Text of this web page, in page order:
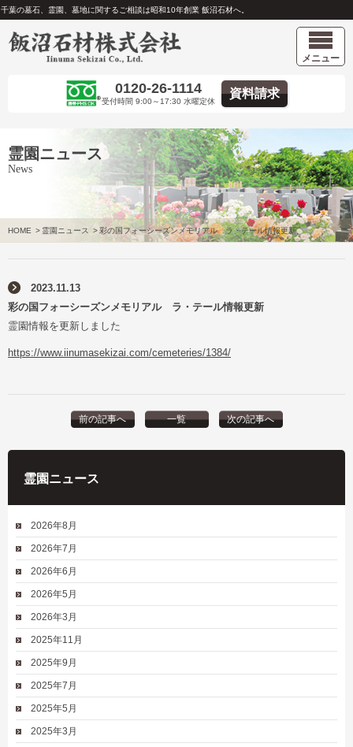
千葉の墓石、霊園、墓地に関するご相談は昭和10年創業 飯沼石材へ。
メニュー
0120-26-1114
受付時間 9:00～17:30 水曜定休
資料請求
霊園ニュース
News
HOME > 霊園ニュース >彩の国フォーシーズンメモリアル ラ・テール情報更新
2023.11.13
彩の国フォーシーズンメモリアル ラ・テール情報更新
霊園情報を更新しました
https://www.iinumasekizai.com/cemeteries/1384/
前の記事へ 一覧 次の記事へ
霊園ニュース
2026年8月
2026年7月
2026年6月
2026年5月
2026年3月
2025年11月
2025年9月
2025年7月
2025年5月
2025年3月